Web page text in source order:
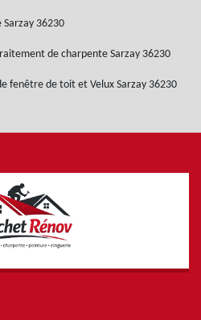
36230
de charpente Sarzay 36230
fenêtre de toit et Velux Sarzay 36230